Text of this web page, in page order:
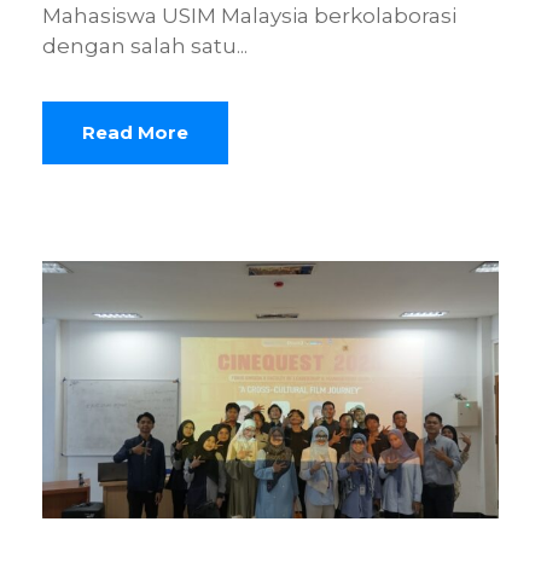
Mahasiswa USIM Malaysia berkolaborasi
dengan salah satu...
Read More